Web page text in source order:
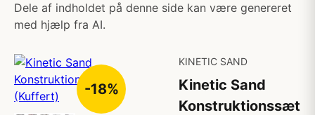
Dele af indholdet på denne side kan være genereret
med hjælp fra AI.
-18%
KINETIC SAND
Kinetic Sand
Konstruktionssæt